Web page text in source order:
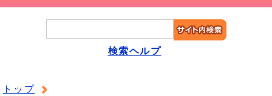
検索ヘルプ
トップ